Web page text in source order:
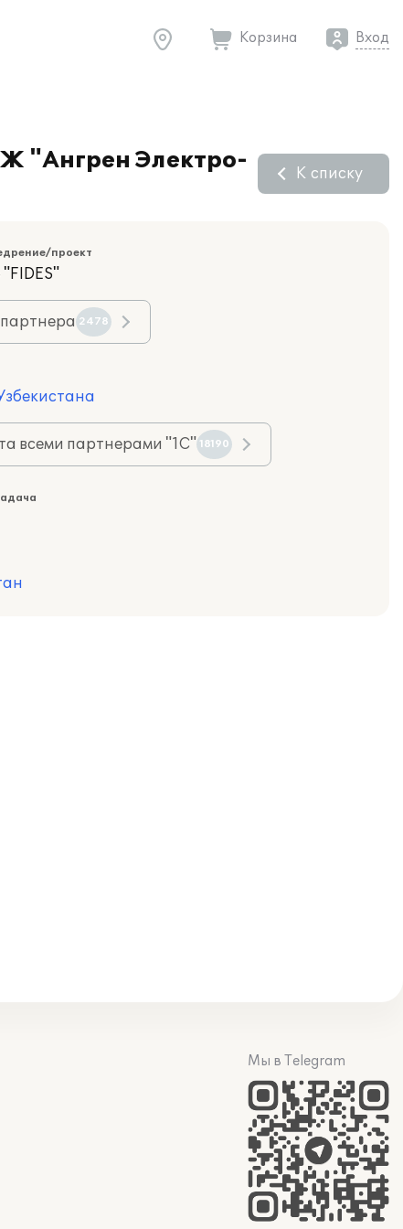
Корзина Вход
"Ангрен Электро-
К списку
проект
2478
всеми партнерами "1С" 18190
Мы в Telegram